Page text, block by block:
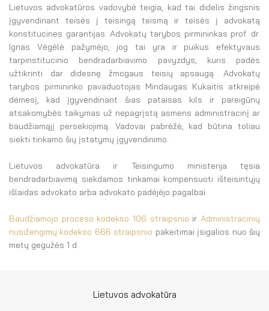
Lietuvos advokatūros vadovybė teigia, kad tai didelis žingsnis
įgyvendinant teisės į teisingą teismą ir teisės į advokatą
konstitucines garantijas. Advokatų tarybos pirmininkas prof. dr.
Ignas Vėgėlė pažymėjo, jog tai yra ir puikus efektyvaus
tarpinstitucinio bendradarbiavimo pavyzdys, kuris padės
užtikrinti dar didesnę žmogaus teisių apsaugą. Advokatų
tarybos pirmininko pavaduotojas Mindaugas Kukaitis atkreipė
dėmesį, kad įgyvendinant šias pataisas kils ir pareigūnų
atsakomybės taikymas už nepagrįstą asmens administracinį ar
baudžiamąjį persekiojimą. Vadovai pabrėžė, kad būtina toliau
siekti tinkamo šių įstatymų įgyvendinimo.
Lietuvos advokatūra ir Teisingumo ministerija tęsia
bendradarbiavimą siekdamos tinkamai kompensuoti išteisintųjų
išlaidas advokato arba advokato padėjėjo pagalbai.
Baudžiamojo proceso kodekso 106 straipsnio irAdministracinių
nusižengimų kodekso 666 straipsnio pakeitimai įsigalios nuo šių
metų gegužės 1 d.
Lietuvos advokatūra